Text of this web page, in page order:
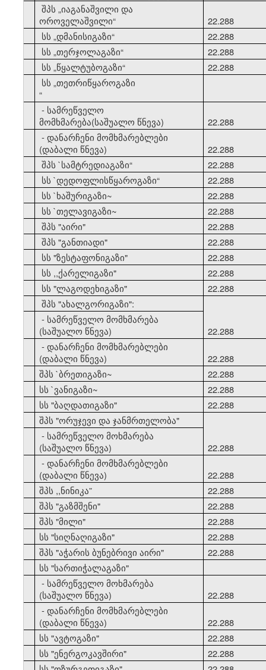
შპს„იაგანაშვილი და
ოროველაშვილი“
22.288
სს„დმანისიგაზი“
22.288
სს„თერჯოლაგაზი“
22.288
სს„წყალტუბოგაზი“ 22.288
სს„თეთრიწყაროგაზი
“
- სამრეწველო
მომხმარება(საშუალო წნევა)
22.288
- დანარჩენი მომხმარებლები
(დაბალი წნევა)
22.288
შპს `სამტრედიაგაზი“
22.288
სს `დედოფლისწყაროგაზი“
22.288
სს `ხაშურიგაზი~
22.288
სს `თელავიგაზი~
22.288
შპს "აირი"
22.288
შპს "განთიადი"
22.288
სს "ზესტაფონიგაზი"
22.288
სს ,,ქარელიგაზი"
22.288
სს "ლაგოდეხიგაზი"
22.288
შპს "ახალგორიგაზი":
- სამრეწველო მომხმარება
(საშუალო წნევა)
22.288
- დანარჩენი მომხმარებლები
(დაბალი წნევა)
22.288
შპს `ბრეთიგაზი~
22.288
სს `ვანიგაზი~
22.288
სს "ბაღდათიგაზი"
22.288
შპს "ორუჯევი და ჯანმრთელობა"
- სამრეწველო მოხმარება
(საშუალო წნევა)
22.288
- დანარჩენი მომხმარებლები
(დაბალი წნევა)
22.288
შპს ,,ნინიკა”
22.288
შპს "გაზმშენი"
22.288
შპს "მილი"
22.288
სს "სიღნაღიგაზი"
22.288
შპს "აჭარის ბუნებრივი აირი"
22.288
სს "სართიჭალაგაზი"
- სამრეწველო მოხმარება
(საშუალო წნევა)
22.288
- დანარჩენი მომხმარებლები
(დაბალი წნევა)
22.288
სს "ავტოგაზი"
22.288
სს "ენერგოკავშირი"
22.288